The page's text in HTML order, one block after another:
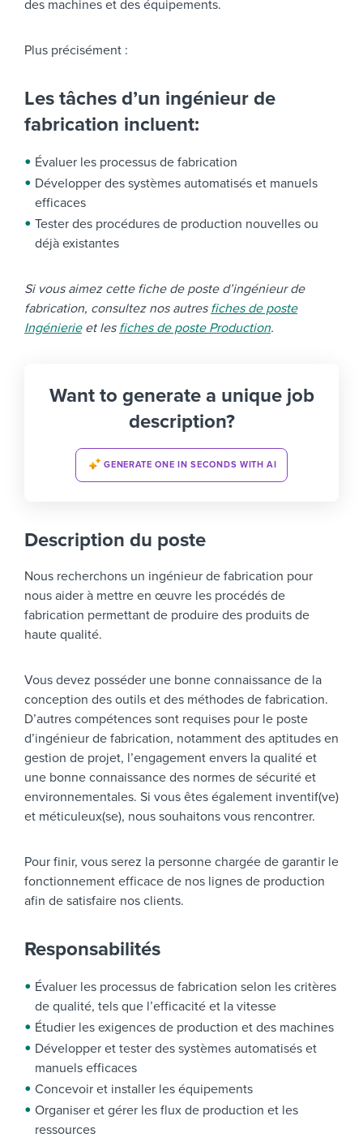
des machines et des équipements.
Plus précisément :
Les tâches d’un ingénieur de
fabrication incluent:
Évaluer les processus de fabrication
Développer des systèmes automatisés et manuels
efficaces
Tester des procédures de production nouvelles ou
déjà existantes
Si vous aimez cette fiche de poste d’ingénieur de
fabrication, consultez nos autres fiches de poste
Ingénierieet les fiches de poste Production.
Want to generate a unique job
description?
GENERATE ONE IN SECONDS WITH AI
Description du poste
Nous recherchons un ingénieur de fabrication pour
nous aider à mettre en œuvre les procédés de
fabrication permettant de produire des produits de
haute qualité.
Vous devez posséder une bonne connaissance de la
conception des outils et des méthodes de fabrication.
D’autres compétences sont requises pour le poste
d’ingénieur de fabrication, notamment des aptitudes en
gestion de projet, l’engagement envers la qualité et
une bonne connaissance des normes de sécurité et
environnementales. Si vous êtes également inventif(ve)
et méticuleux(se), nous souhaitons vous rencontrer.
Pour finir, vous serez la personne chargée de garantir le
fonctionnement efficace de nos lignes de production
afin de satisfaire nos clients.
Responsabilités
Évaluer les processus de fabrication selon les critères
de qualité, tels que l’efficacité et la vitesse
Étudier les exigences de production et des machines
Développer et tester des systèmes automatisés et
manuels efficaces
Concevoir et installer les équipements
Organiser et gérer les flux de production et les
ressources